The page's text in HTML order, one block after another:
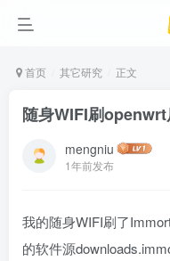
首页 其它研究 正文
随身WIFI刷
mengniu
1年前发布
我的随身WIFI刷了
的软件源